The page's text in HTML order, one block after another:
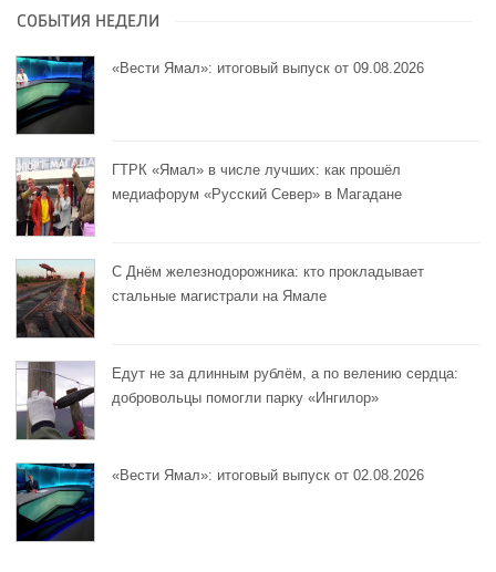
СОБЫТИЯ НЕДЕЛИ
«Вести Ямал»: итоговый выпуск от 09.08.2026
ГТРК «Ямал» в числе лучших: как прошёл
медиафорум «Русский Север» в Магадане
С Днём железнодорожника: кто прокладывает
стальные магистрали на Ямале
Едут не за длинным рублём, а по велению сердца:
добровольцы помогли парку «Ингилор»
«Вести Ямал»: итоговый выпуск от 02.08.2026